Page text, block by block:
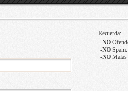
Recuerda:
-NO
-NOSpam.
-NOMalas